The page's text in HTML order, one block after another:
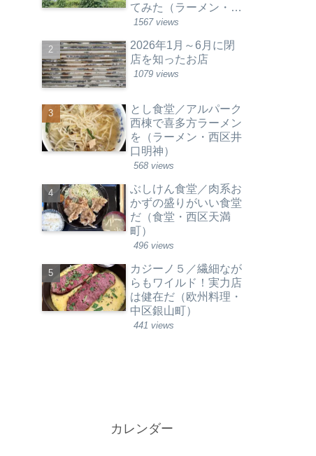
てみた（ラーメン・東
京都港区）
1567 views
2026年1月～6月に閉
店を知ったお店
1079 views
とし食堂／アルパーク
西棟で喜多方ラーメン
を（ラーメン・西区井
口明神）
568 views
ぶしけん食堂／肉系お
かずの盛りがいい食堂
だ（食堂・西区天満
町）
496 views
カジーノ５／繊細なが
らもワイルド！実力店
は健在だ（欧州料理・
中区銀山町）
441 views
カレンダー